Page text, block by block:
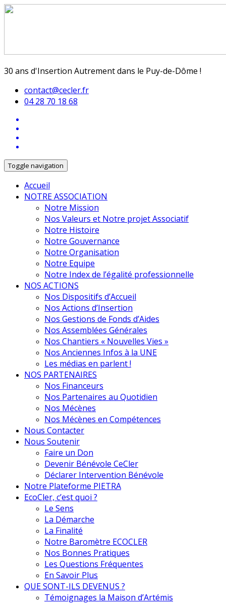
30 ans d'Insertion Autrement dans le Puy-de-Dôme !
contact@cecler.fr
04 28 70 18 68
Toggle navigation
Accueil
NOTRE ASSOCIATION
Notre Mission
Nos Valeurs et Notre projet Associatif
Notre Histoire
Notre Gouvernance
Notre Organisation
Notre Equipe
Notre Index de l’égalité professionnelle
NOS ACTIONS
Nos Dispositifs d’Accueil
Nos Actions d’Insertion
Nos Gestions de Fonds d’Aides
Nos Assemblées Générales
Nos Chantiers « Nouvelles Vies »
Nos Anciennes Infos à la UNE
Les médias en parlent !
NOS PARTENAIRES
Nos Financeurs
Nos Partenaires au Quotidien
Nos Mécènes
Nos Mécènes en Compétences
Nous Contacter
Nous Soutenir
Faire un Don
Devenir Bénévole CeCler
Déclarer Intervention Bénévole
Notre Plateforme PIETRA
EcoCler, c’est quoi ?
Le Sens
La Démarche
La Finalité
Notre Baromètre ECOCLER
Nos Bonnes Pratiques
Les Questions Fréquentes
En Savoir Plus
QUE SONT-ILS DEVENUS ?
Témoignages la Maison d’Artémis